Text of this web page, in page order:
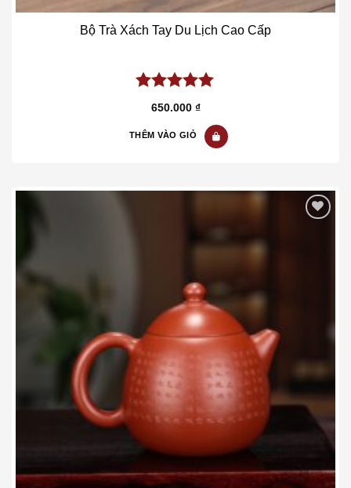
Bộ Trà Xách Tay Du Lịch Cao Cấp
5.00out of
650.000 ₫
THÊM VÀO GIỎ
Add to wishlist